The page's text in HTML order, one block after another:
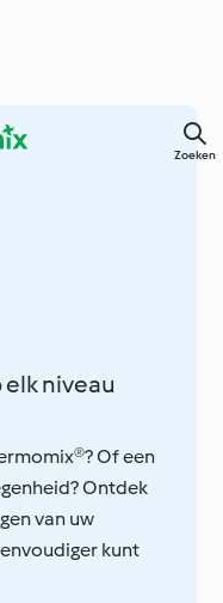
Zoeken
niveau
Of een
Ontdek
van uw
kunt